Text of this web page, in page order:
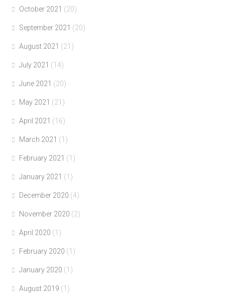
October 2021 (20)
September 2021 (20)
August 2021 (21)
July 2021 (14)
June 2021 (20)
May 2021 (21)
April 2021 (16)
March 2021 (1)
February 2021 (1)
January 2021 (1)
December 2020 (4)
November 2020 (2)
April 2020 (1)
February 2020 (1)
January 2020 (1)
August 2019 (1)